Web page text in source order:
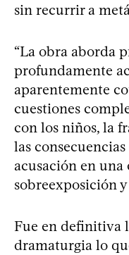
sin recurrir a
“La obra aborda
profundamente
aparentemente
cuestiones
con los niños, la
las
acusación en una
sobreexposición y
Fue en definitiva
dramaturgia lo